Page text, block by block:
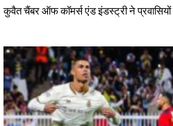
कुवैत चैंबर ऑफ कॉमर्स एंड इंडस्ट्री ने प्रवासियों